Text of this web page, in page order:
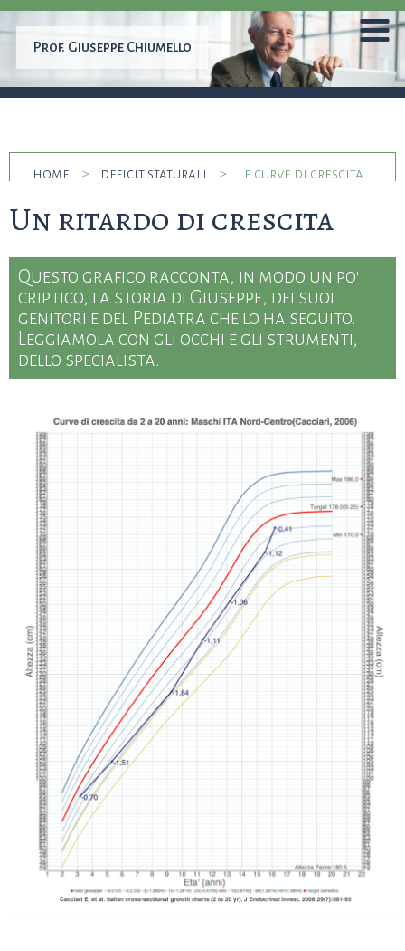
Prof. Giuseppe Chiumello
home > deficit staturali > le curve di crescita
Un ritardo di crescita
Questo grafico racconta, in modo un po'
criptico, la storia di Giuseppe, dei suoi
genitori e del Pediatra che lo ha seguito.
Leggiamola con gli occhi e gli strumenti,
dello specialista.